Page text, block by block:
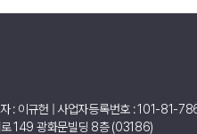
: 이규헌 | 사업자등록번호 : 101-81-
로 149 광화문빌딩 8층 (03186)